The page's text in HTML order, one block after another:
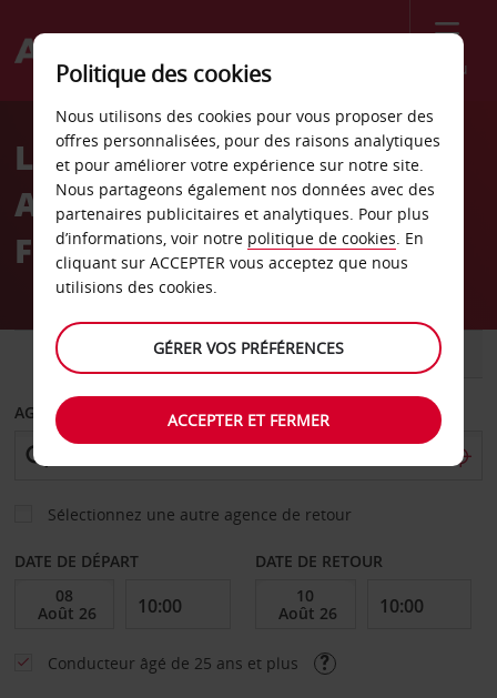
Menu
Welcome
AvisLocation de voiture
Aéroport de Vagar-îles
Féroé
UTILITAIRE
AGENCE DE DÉPART
Sélectionnez une autre agence de retour
DATE DE DÉPART DATE DE RETOUR
Conducteur âgé de 25 ans et plus
Politique des cookies
Nous utilisons des cookies pour vous proposer des
offres personnalisées, pour des raisons analytiques
et pour améliorer votre expérience sur notre site.
Nous partageons également nos données avec des
partenaires publicitaires et analytiques. Pour plus
d’informations, voir notre politique de cookies. En
cliquant sur ACCEPTER vous acceptez que nous
utilisions des cookies.
GÉRER VOS PRÉFÉRENCES
ACCEPTER ET FERMER